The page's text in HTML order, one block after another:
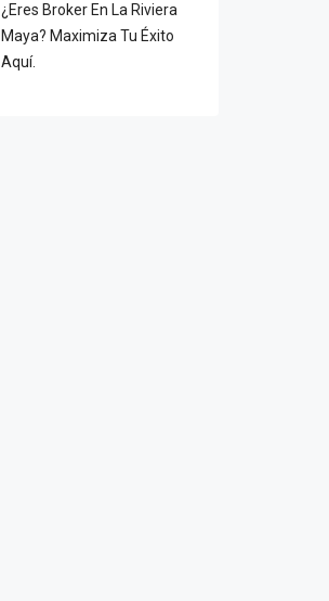
¿Eres Broker En La Riviera
Maya? Maximiza Tu Éxito
Aquí.